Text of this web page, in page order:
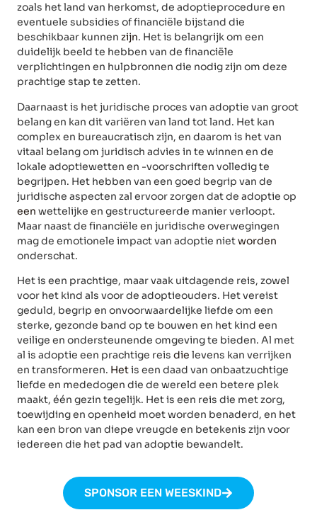
zoals het land van herkomst, de adoptieprocedure en
eventuele subsidies of financiële bijstand die
beschikbaar kunnen zijn. Het is belangrijk om een
duidelijk beeld te hebben van de financiële
verplichtingen en hulpbronnen die nodig zijn om deze
prachtige stap te zetten.
Daarnaast is het juridische proces van adoptie van groot
belang en kan dit variëren van land tot land. Het kan
complex en bureaucratisch zijn, en daarom is het van
vitaal belang om juridisch advies in te winnen en de
lokale adoptiewetten en -voorschriften volledig te
begrijpen. Het hebben van een goed begrip van de
juridische aspecten zal ervoor zorgen dat de adoptie op
een wettelijke en gestructureerde manier verloopt.
Maar naast de financiële en juridische overwegingen
mag de emotionele impact van adoptie nietworden
onderschat.
Het is een prachtige, maar vaak uitdagende reis, zowel
voor het kind als voor de adoptieouders. Het vereist
geduld, begrip en onvoorwaardelijke liefde om een
sterke, gezonde band op te bouwen en het kind een
veilige en ondersteunende omgeving te bieden. Al met
al is adoptie een prachtige reis die levens kan verrijken
en transformeren. Hetis een daad van onbaatzuchtige
liefde en mededogen die de wereld een betere plek
maakt, één gezin tegelijk. Het is een reis die met zorg,
toewijding en openheid moet worden benaderd, en het
kan een bron van diepe vreugde en betekenis zijn voor
iedereen die het pad van adoptie bewandelt.
SPONSOR EEN WEESKIND